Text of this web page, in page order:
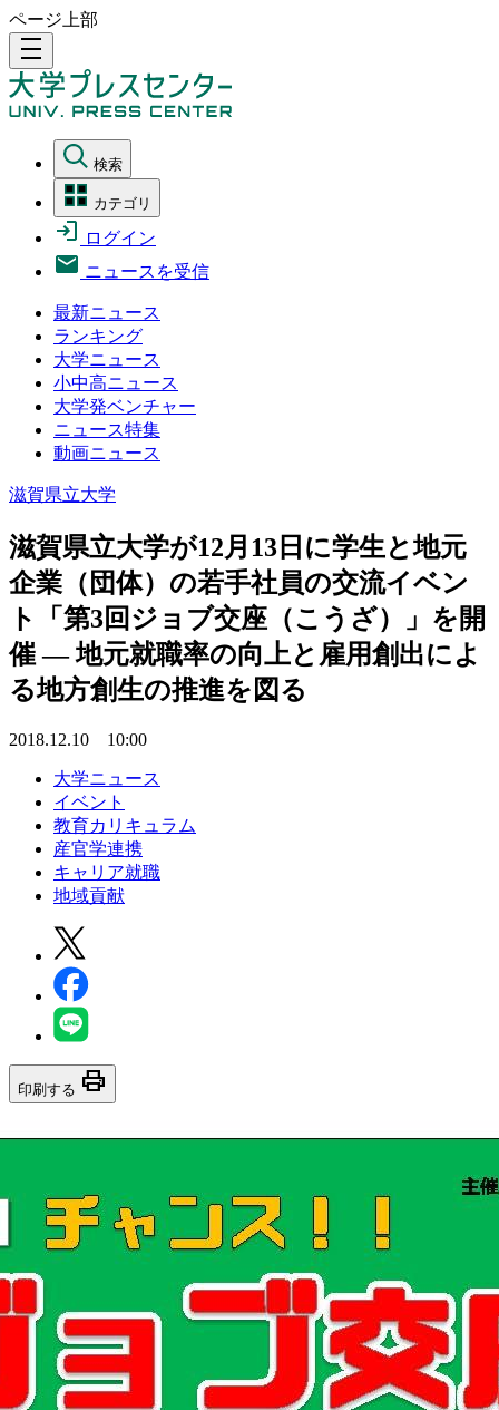
ページ上部
density_medium
検索
カテゴリ
ログイン
ニュースを受信
最新ニュース
ランキング
大学ニュース
小中高ニュース
大学発ベンチャー
ニュース特集
動画ニュース
滋賀県立大学
滋賀県立大学が12月13日に学生と地元
企業（団体）の若手社員の交流イベン
ト「第3回ジョブ交座（こうざ）」を開
催 — 地元就職率の向上と雇用創出によ
る地方創生の推進を図る
2018.12.10 10:00
大学ニュース
イベント
教育カリキュラム
産官学連携
キャリア就職
地域貢献
印刷する print